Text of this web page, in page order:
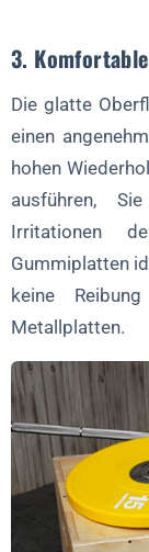
3.
Die glatte
einen
hohen
ausführen,
Irritationen
Gummiplatten
keine
Metallplatten.